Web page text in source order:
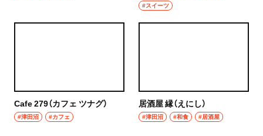
#スイーツ
Cafe 279（カフェ ツナグ）
#津田沼 #カフェ
居酒屋 縁（えにし）
#津田沼 #和食 #居酒屋